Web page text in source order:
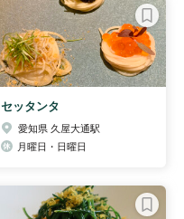
セッタンタ
愛知県 久屋大通駅
月曜日・日曜日